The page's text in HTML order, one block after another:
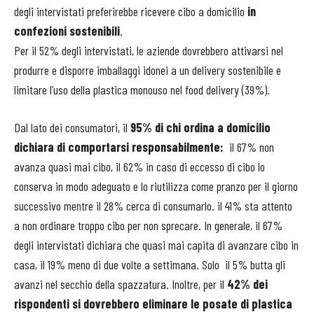
degli intervistati preferirebbe ricevere cibo a domicilio in
confezioni sostenibili.
Per il 52% degli intervistati, le aziende dovrebbero attivarsi nel
produrre e disporre imballaggi idonei a un delivery sostenibile e
limitare l’uso della plastica monouso nel food delivery (39%).
Dal lato dei consumatori, il 95% di chi ordina a domicilio
dichiara di comportarsi responsabilmente: il 67% non
avanza quasi mai cibo, il 62% in caso di eccesso di cibo lo
conserva in modo adeguato e lo riutilizza come pranzo per il giorno
successivo mentre il 28% cerca di consumarlo. il 41% sta attento
a non ordinare troppo cibo per non sprecare. In generale, il 67%
degli intervistati dichiara che quasi mai capita di avanzare cibo in
casa, il 19% meno di due volte a settimana. Solo il 5% butta gli
avanzi nel secchio della spazzatura. Inoltre, per il 42% dei
rispondenti si dovrebbero eliminare le posate di plastica